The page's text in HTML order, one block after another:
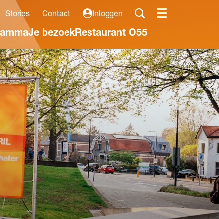
Stories Contact Inloggen
Je bezoekRestaurant O55
Menu